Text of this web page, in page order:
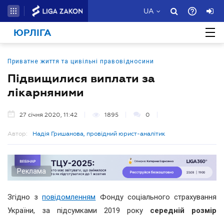
UA
ЮРЛІГА
Приватне життя та цивільні правовідносини
Підвищилися виплати за
лікарняними
27 січня 2020, 11:42 1895 0
Автор: Надія Гришанова, провідний юрист-аналітик
Реклама
Згідно зповідомленням Фонду соціального страхування
України, за підсумками 2019 року середній розмір